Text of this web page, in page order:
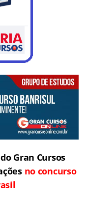
Gran Cursos
no concurso